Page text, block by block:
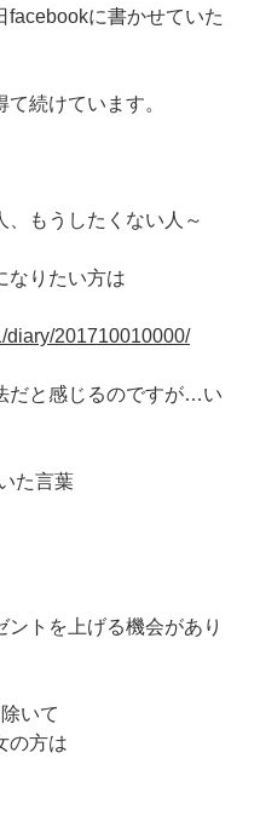
facebookに書かせていた
続けています。
、もうしたくない人～
なりたい方は
diary/201710010000/
だと感じるのですが…い
た言葉
トを上げる機会があり
いて
の方は